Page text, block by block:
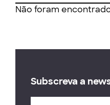
Não foram
Subscreva a